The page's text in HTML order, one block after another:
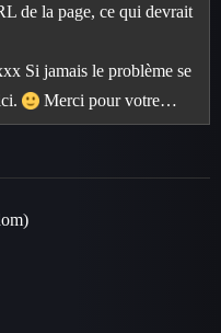
de la page, ce qui devrait
Si jamais le problème se
ici.
Merci pour votre…